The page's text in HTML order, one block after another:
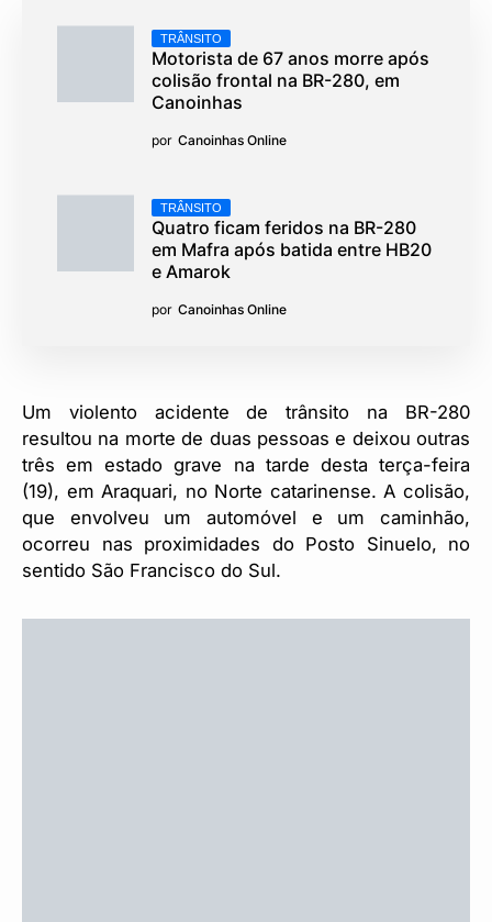
TRÂNSITO
Motorista de 67 anos morre após
colisão frontal na BR-280, em
Canoinhas
por Canoinhas Online
TRÂNSITO
Quatro ficam feridos na BR-280
em Mafra após batida entre HB20
e Amarok
por Canoinhas Online
Um violento acidente de trânsito na BR-280
resultou na morte de duas pessoas e deixou outras
três em estado grave na tarde desta terça-feira
(19), em Araquari, no Norte catarinense. A colisão,
que envolveu um automóvel e um caminhão,
ocorreu nas proximidades do Posto Sinuelo, no
sentido São Francisco do Sul.